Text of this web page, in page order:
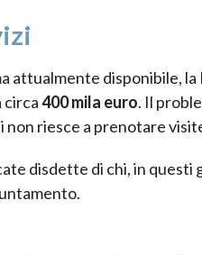
attualmente disponibile,
circa400 mila euro. Il
riesce a prenotare
disdette di chi, in